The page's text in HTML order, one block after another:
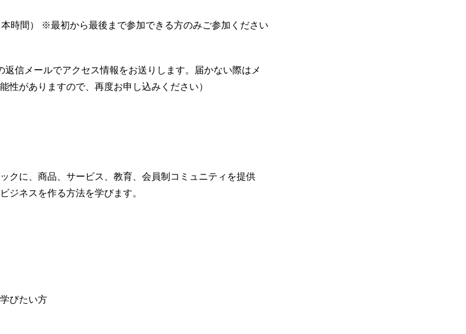
時間） ※最初から最後まで参加できる方のみご参加ください
信メールでアクセス情報をお送りします。届かない際はメ
性がありますので、再度お申し込みください）
クに、商品、サービス、教育、会員制コミュニティを提供
ジネスを作る方法を学びます。
びたい方